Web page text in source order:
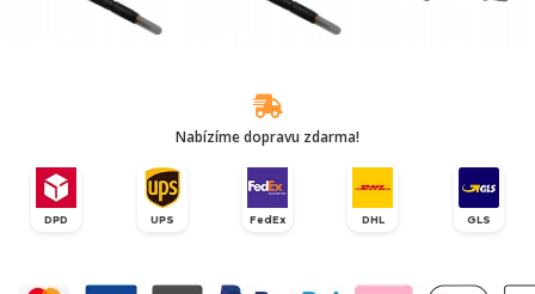
Nabízíme dopravu zdarma!
DPD UPS FedEx DHL GLS